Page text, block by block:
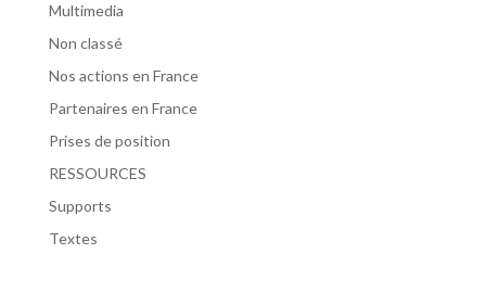
Multimedia
Non classé
Nos actions en France
Partenaires en France
Prises de position
RESSOURCES
Supports
Textes